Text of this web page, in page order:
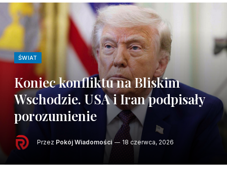
ŚWIAT
Koniec konfliktu na Bliskim
Wschodzie. USA i Iran podpisały
porozumienie
Przez Pokój Wiadomości 18 czerwca, 2026